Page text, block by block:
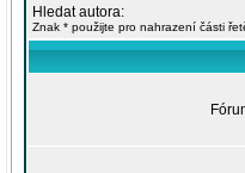
Hledat autora:
Znak * použijte pro nahrazení části